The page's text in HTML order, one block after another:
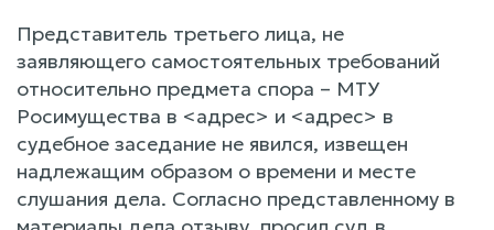
Представитель третьего лица, не
заявляющего самостоятельных требований
относительно предмета спора – МТУ
Росимущества в <адрес> и <адрес> в
судебное заседание не явился, извещен
надлежащим образом о времени и месте
слушания дела. Согласно представленному в